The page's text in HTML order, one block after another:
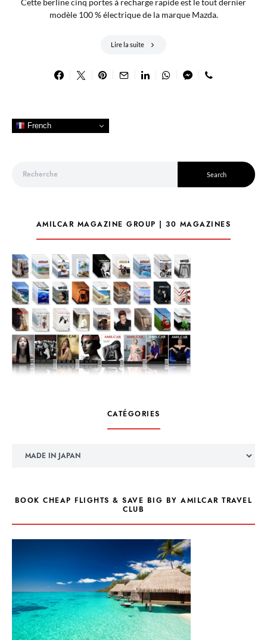
Cette berline cinq portes à recharge rapide est le tout dernier
modèle 100 % électrique de la marque Mazda.
Lire la suite
French
Search
AMILCAR MAGAZINE GROUP | 30 MAGAZINES
CATÉGORIES
BOOK CHEAP FLIGHTS & SAVE BIG BY AMILCAR TRAVEL
CLUB